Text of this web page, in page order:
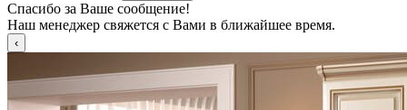
Спасибо за Ваше сообщение!
Наш менеджер свяжется с Вами в ближайшее время.